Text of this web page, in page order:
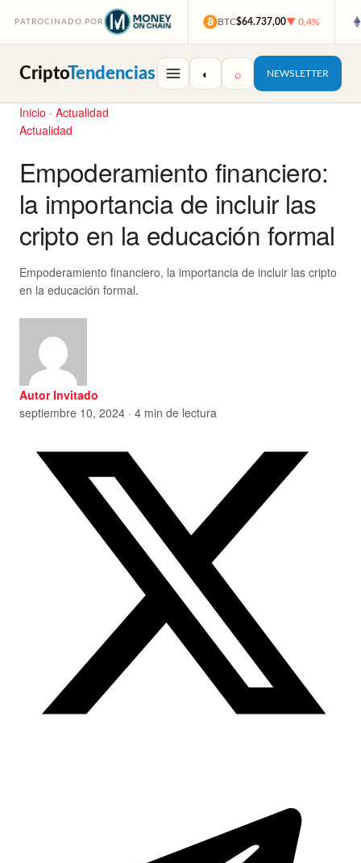
PATROCINADO POR BTC$64.737,00▼ 0,4%
CriptoTendencias ◐ ⌕ NEWSLETTER
Inicio · Actualidad
Actualidad
Empoderamiento financiero:
la importancia de incluir las
cripto en la educación formal
Empoderamiento financiero, la importancia de incluir las cripto
en la educación formal.
Autor Invitado
septiembre 10, 2024 · 4 min de lectura